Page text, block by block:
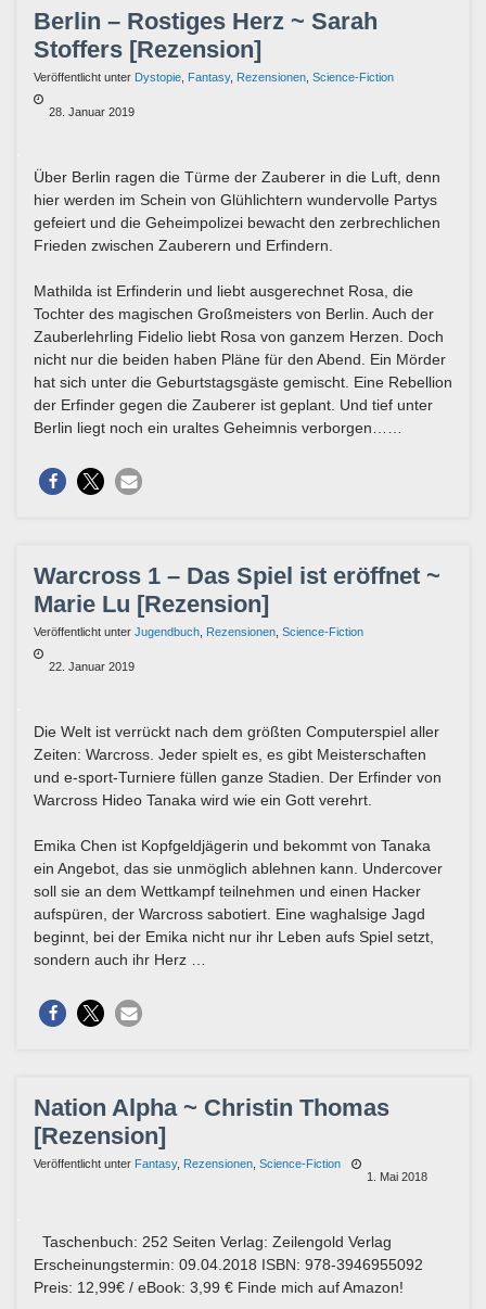
Berlin – Rostiges Herz ~ Sarah
Stoffers [Rezension]
Veröffentlicht unter Dystopie Fantasy, Rezensionen Science-Fiction
28. Januar 2019
Über Berlin ragen die Türme der Zauberer in die Luft, denn
hier werden im Schein von Glühlichtern wundervolle Partys
gefeiert und die Geheimpolizei bewacht den zerbrechlichen
Frieden zwischen Zauberern und Erfindern.
Mathilda ist Erfinderin und liebt ausgerechnet Rosa, die
Tochter des magischen Großmeisters von Berlin. Auch der
Zauberlehrling Fidelio liebt Rosa von ganzem Herzen. Doch
nicht nur die beiden haben Pläne für den Abend. Ein Mörder
hat sich unter die Geburtstagsgäste gemischt. Eine Rebellion
der Erfinder gegen die Zauberer ist geplant. Und tief unter
Berlin liegt noch ein uraltes Geheimnis verborgen……
Warcross 1 – Das Spiel ist eröffnet ~
Marie Lu [Rezension]
Veröffentlicht unter Jugendbuch Rezensionen Science-Fiction
22. Januar 2019
Die Welt ist verrückt nach dem größten Computerspiel aller
Zeiten: Warcross. Jeder spielt es, es gibt Meisterschaften
und e-sport-Turniere füllen ganze Stadien. Der Erfinder von
Warcross Hideo Tanaka wird wie ein Gott verehrt.
Emika Chen ist Kopfgeldjägerin und bekommt von Tanaka
ein Angebot, das sie unmöglich ablehnen kann. Undercover
soll sie an dem Wettkampf teilnehmen und einen Hacker
aufspüren, der Warcross sabotiert. Eine waghalsige Jagd
beginnt, bei der Emika nicht nur ihr Leben aufs Spiel setzt,
sondern auch ihr Herz …
Nation Alpha ~ Christin Thomas
[Rezension]
Veröffentlicht unter Fantasy, Rezensionen Science-Fiction
1. Mai 2018
Taschenbuch: 252 Seiten Verlag: Zeilengold Verlag
Erscheinungstermin: 09.04.2018 ISBN: 978-3946955092
Preis: 12,99€ / eBook: 3,99 € Finde mich auf Amazon!